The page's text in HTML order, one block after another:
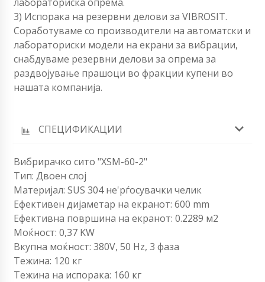
лабораториска опрема.
3) Испорака на резервни делови за VIBROSIT.
Соработуваме со производители на автоматски и
лабораториски модели на екрани за вибрации,
снабдуваме резервни делови за опрема за
раздвојување прашоци во фракции купени во
нашата компанија.
СПЕЦИФИКАЦИИ
Вибрирачко сито "XSM-60-2"
Тип: Двоен слој
Материјал: SUS 304 не'рѓосувачки челик
Ефективен дијаметар на екранот: 600 mm
Ефективна површина на екранот: 0.2289 м2
Моќност: 0,37 KW
Вкупна моќност: 380V, 50 Hz, 3 фаза
Тежина: 120 кг
Тежина на испорака: 160 кг